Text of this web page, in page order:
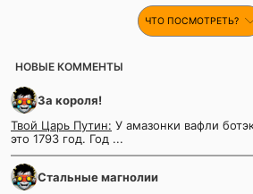
ЧТО ПОСМОТРЕТЬ?
НОВЫЕ КОММЕНТЫ
За короля!
Твой Царь Путин: У амазонки вафли
это 1793 год. Год ...
Стальные магнолии